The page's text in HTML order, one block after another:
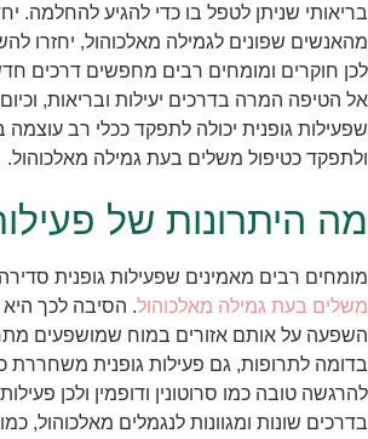
בריאותי שניתן לטפל בו כדי להגיע להחלמה.
מהאנשים שפונים לגמילה מאלכוהול, יחזרו
לכן חוקרים ומומחים רבים מחפשים דרכים
אל הטיפה המרה בדרכים יעילות ובריאות,
שפעילות גופנית יכולה לתפקד ככלי רב
ולתפקד כטיפול משלים בעת גמילה מאלכוהול.
מה היתרונות של
מומחים רבים מאמינים שפעילות גופנית סדירה
משלים בעת גמילה מאלכוהול. הסיבה לכך היא
השפעה על אותם אזורים במוח שמושפעים
בדומה לתרופות, גם פעילות גופנית משחררת
להרגשה טובה כמו סרוטונין ודופמין ולכן
בדרכים שונות ומגוונות לנגמלים מאלכוהול,